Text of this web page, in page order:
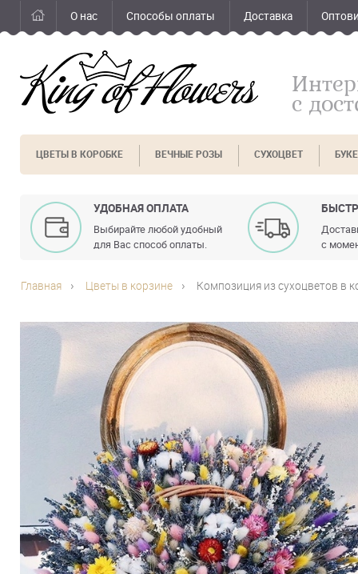
О нас Способы оплаты Доставка
с
ЦВЕТЫ В КОРОБКЕ ВЕЧНЫЕ РОЗЫ СУХОЦВЕТ
УДОБНАЯ ОПЛАТА
Выбирайте любой удобный
для Вас способ оплаты.
с
Главная Цветы в корзине Композиция из сухоцветов в